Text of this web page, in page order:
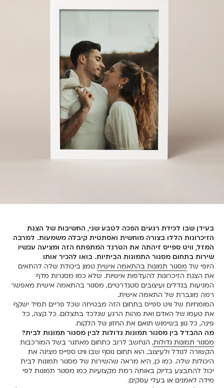
בעידן שבו לכידת רגעים הפכה לטבע שני, החשיבות של הצגת
הזיכרונות הללו בצורה מוחשית ואסתטית קיבלה משמעות. למרבה
המזל, וויט ספייס זיהתה את הטרנד המתפתח הזה ומציעה עכשיו
שירות בתחום מסגור התמונות הביתיות. בואו להכיר אותו
היופי של מסגור תמונות בהתאמה אישית טמון ביכולת שלה להתאים
את הצגת הזיכרונות להעדפות אישיות. שלא כמו מסגרות מדף
המגיעות בגדלים ועיצובים סטנדרטיים, מסגור בהתאמה אישית מאפשר
רמה מוגברת של התאמה אישית.
המומחיות של וויט ספייס בתחום הזה מבטיחה שכל פריים תמיד ישקף
את טעמו של האדם ואת מהות הרגע שנלכד בתצלום. כל קצה, כל
פינה, כל גוון בשימוש תואם את החזון של הלקוח.
מה ההבדל בין מסגור תמונות גדולות לבין מסגור תמונות לבית?
מסגור תמונות גדולות, הנחשב לרוב כתחום מאתגר בשל המורכבות
הקשורה לגודל ולעיצוב, הוא תחום נוסף שבו וויט ספייס מציגה את
היכולות שלה. כמו כן, היא מראה שהשירות של מסגור תמונות לבית
יכול להתבצע בדיוק באותה רמת מקצועיות כמו מסגור תמונות לפי
מידה לאמנים או בעלי עסקים.